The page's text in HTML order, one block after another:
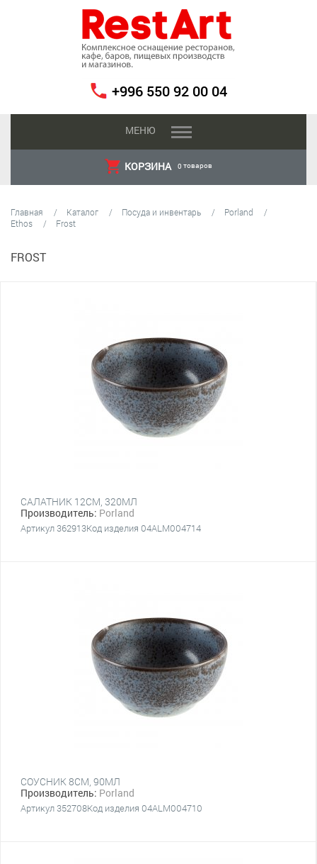
+996 550 92 00 04
МЕНЮ
КОРЗИНА 0 товаров
Главная Каталог Посуда и инвентарь
Porland
Ethos
Frost
FROST
САЛАТНИК 12CM, 320МЛ
Производитель: Porland
Артикул 362913Код изделия 04ALM004714
СОУСНИК 8CM, 90МЛ
Производитель: Porland
Артикул 352708Код изделия 04ALM004710